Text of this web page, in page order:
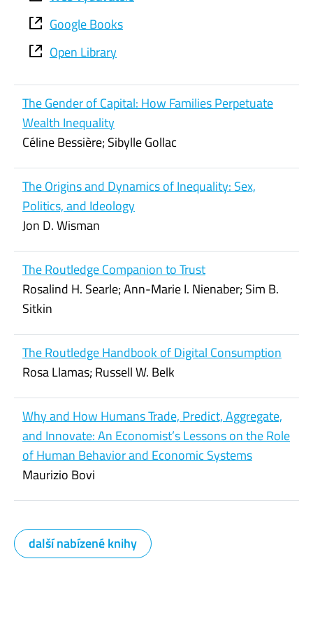
Google Books
Open Library
The Gender of Capital: How Families Perpetuate
Wealth Inequality
Céline Bessière; Sibylle Gollac
The Origins and Dynamics of Inequality: Sex,
Politics, and Ideology
Jon D. Wisman
The Routledge Companion to Trust
Rosalind H. Searle; Ann-Marie I. Nienaber; Sim B.
Sitkin
The Routledge Handbook of Digital Consumption
Rosa Llamas; Russell W. Belk
Why and How Humans Trade, Predict, Aggregate,
and Innovate: An Economist’s Lessons on the Role
of Human Behavior and Economic Systems
Maurizio Bovi
další nabízené knihy